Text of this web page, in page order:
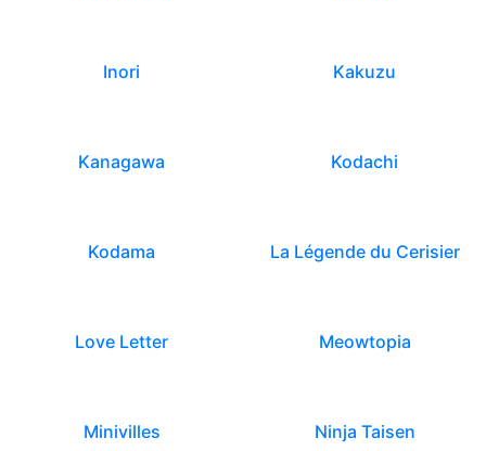
Inori Kakuzu
Kanagawa Kodachi
Kodama La Légende du Cerisier
Love Letter Meowtopia
Minivilles Ninja Taisen